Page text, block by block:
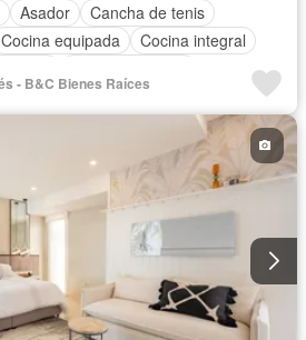
Asador
Cancha de tenis
Cocina equipada
Cocina integral
Despacho
Recámara con closet
- B&C Bienes Raíces